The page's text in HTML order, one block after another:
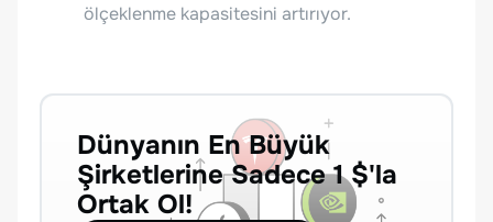
ölçeklenme kapasitesini artırıyor.
Dünyanın En Büyük
Şirketlerine Sadece 1 $'la
Ortak Ol!